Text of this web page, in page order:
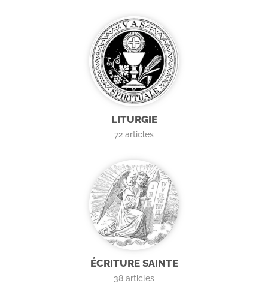
LITURGIE
72 articles
ÉCRITURE SAINTE
38 articles